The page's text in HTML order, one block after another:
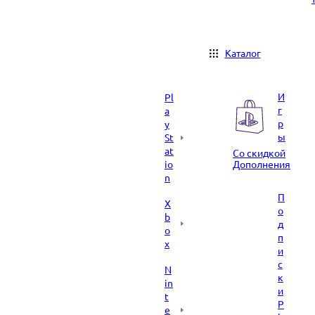
Каталог
Pl
a
y
St
at
io
n
X
b
o
x
N
in
t
e
И
г
р
ы
Со скидкой
Дополнения
П
о
д
п
и
с
к
и
P